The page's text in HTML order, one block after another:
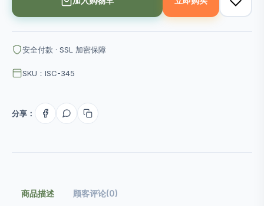
安全付款 · SSL 加密保障
SKU：ISC-345
分享：
商品描述 顾客评论(0)